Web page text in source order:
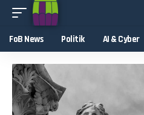
FoB News Politik AI & Cyber